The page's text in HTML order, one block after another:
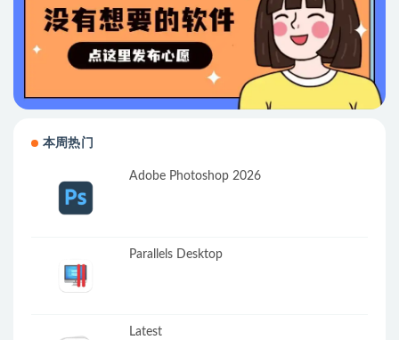
本周热门
Adobe Photoshop 2026
Parallels Desktop
Latest